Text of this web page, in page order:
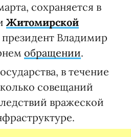
сохраняется в
Житомирской
Владимир
обращении.
в течение
совещаний
вражеской